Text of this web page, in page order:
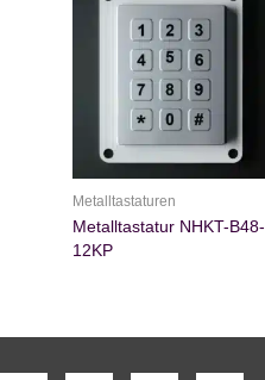
Metalltastaturen
Metalltastatur NHKT-B48-
12KP